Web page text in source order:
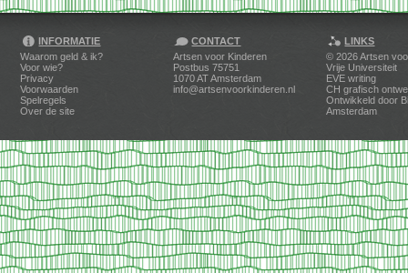
INFORMATIE
Waarom geld & ik?
Voor wie?
Privacy
Voorwaarden
Spelregels
Over de site
CONTACT
Artsen voor Kinderen
Postbus 75751
1070 AT Amsterdam
info@artsenvoorkinderen.nl
LINKS
© 2026Artsen
Vrije Universiteit
EVE writing
CH grafisch
Ontwikkeld door
Amsterdam